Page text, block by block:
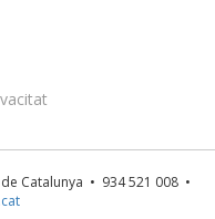
de Catalunya • 934 521 008 •